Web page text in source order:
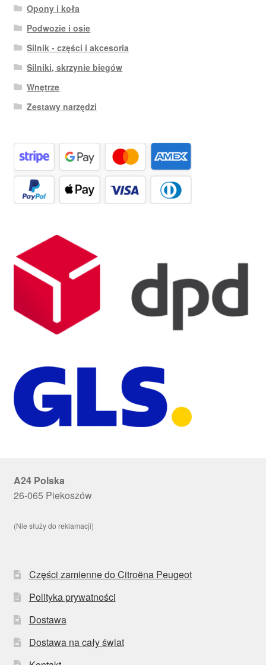
Opony i koła
Podwozie i osie
Silnik - części i akcesoria
Silniki, skrzynie biegów
Wnętrze
Zestawy narzędzi
A24 Polska
26-065 Piekoszów
(Nie służy do reklamacji)
Części zamienne do Citroëna Peugeot
Polityka prywatności
Dostawa
Dostawa na cały świat